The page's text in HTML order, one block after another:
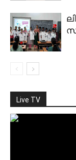
Live TV